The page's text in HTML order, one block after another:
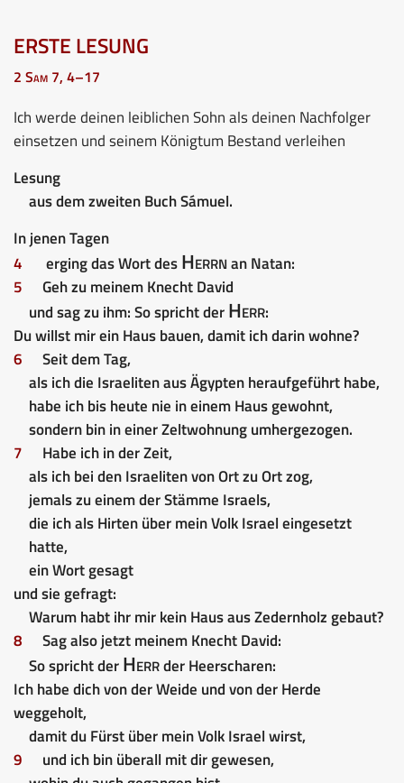
ERSTE LESUNG
2 Sam 7, 4–17
Ich werde deinen leiblichen Sohn als deinen Nachfolger
einsetzen und seinem Königtum Bestand verleihen
Lesung
aus dem zweiten Buch Sámuel.
In jenen Tagen
4
erging das Wort desHerrnan Natan:
5
Geh zu meinem Knecht David
und sag zu ihm: So spricht derHerr:
Du willst mir ein Haus bauen, damit ich darin wohne?
6
Seit dem Tag,
als ich die Israeliten aus Ägypten heraufgeführt habe,
habe ich bis heute nie in einem Haus gewohnt,
sondern bin in einer Zeltwohnung umhergezogen.
7
Habe ich in der Zeit,
als ich bei den Israeliten von Ort zu Ort zog,
jemals zu einem der Stämme Israels,
die ich als Hirten über mein Volk Israel eingesetzt
hatte,
ein Wort gesagt
und sie gefragt:
Warum habt ihr mir kein Haus aus Zedernholz gebaut?
8
Sag also jetzt meinem Knecht David:
So spricht derHerrder Heerscharen:
Ich habe dich von der Weide und von der Herde
weggeholt,
damit du Fürst über mein Volk Israel wirst,
9
und ich bin überall mit dir gewesen,